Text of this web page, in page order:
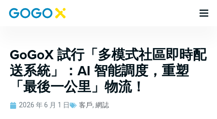
GoGoX 試行「多模式社區即時配
送系統」：AI 智能調度，重塑
「最後一公里」物流！
2026 年 6 月 1 日 客戶, 網誌